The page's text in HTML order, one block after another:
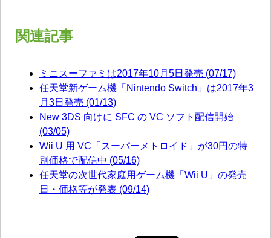
関連記事
ミニスーファミは2017年10月5日発売 (07/17)
任天堂新ゲーム機「Nintendo Switch」は2017年3
月3日発売 (01/13)
New 3DS 向けに SFC の VC ソフト配信開始
(03/05)
Wii U 用 VC「スーパーメトロイド」が30円の特
別価格で配信中 (05/16)
任天堂の次世代家庭用ゲーム機「Wii U」の発売
日・価格等が発表 (09/14)